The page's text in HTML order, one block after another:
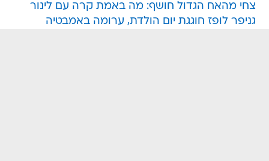
צחי מהאח הגדול חושף: מה באמת קרה עם לינור
גניפר לופז חוגגת יום הולדת, ערומה באמבטיה